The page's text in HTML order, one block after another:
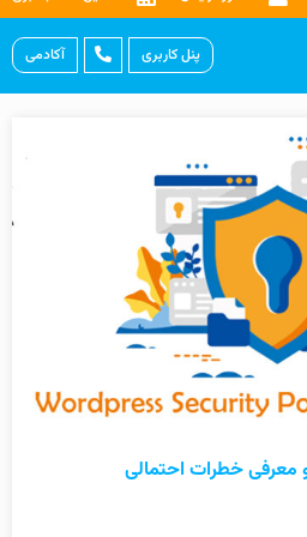
پنل کاربری آکادمی
خطرات احتمالی